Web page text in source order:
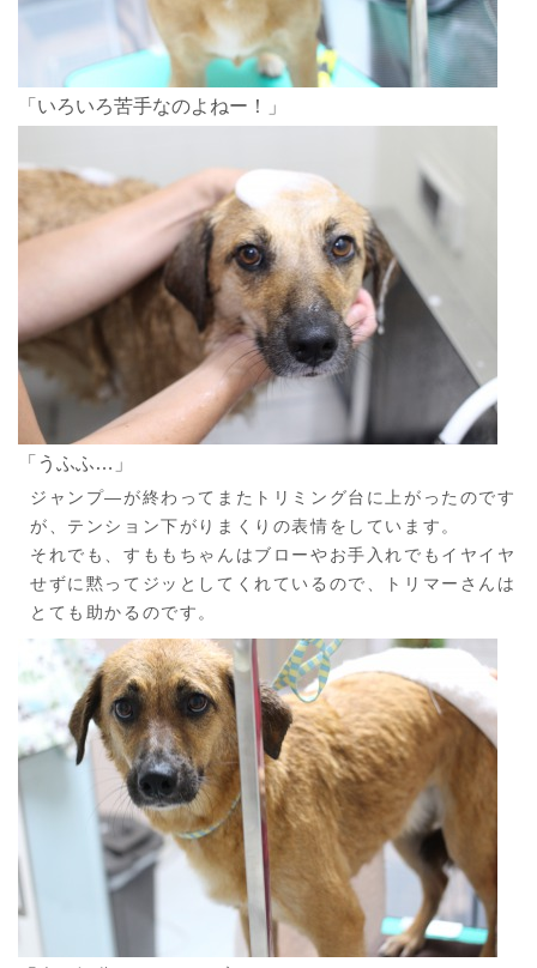
「いろいろ苦手なのよねー！」
「うふふ…」
ジャンプ―が終わってまたトリミング台に上がったのです
が、テンション下がりまくりの表情をしています。
それでも、すももちゃんはブローやお手入れでもイヤイヤ
せずに黙ってジッとしてくれているので、トリマーさんは
とても助かるのです。